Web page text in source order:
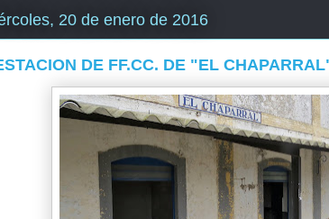
20 de enero de 2016
DE FF.CC. DE "EL